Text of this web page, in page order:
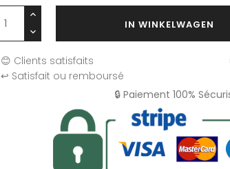
IN WINKELWAGEN
😊 Clients satisfaits
↩️ Satisfait ou remboursé
🔒 Paiement 100%